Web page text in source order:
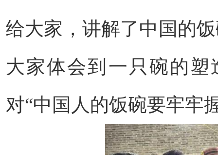
给大家，讲解了中国的
大家体会到一只碗的
对“中国人的饭碗要牢牢